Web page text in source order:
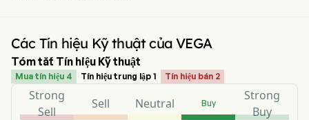
Các Tín hiệu Kỹ thuật của VEGA
Tóm tắt Tín hiệu Kỹ thuật
Mua tín hiệu 4 Tín hiệu trung lập 1 Tín hiệu bán 2
Strong
Sell
Sell Neutral Buy
Strong
Buy